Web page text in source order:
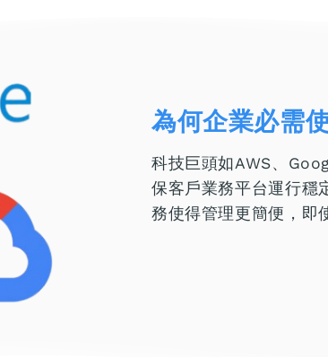
為何企業必需
科技巨頭如AWS、
保客戶業務平台運行穩
務使得管理更簡便，即